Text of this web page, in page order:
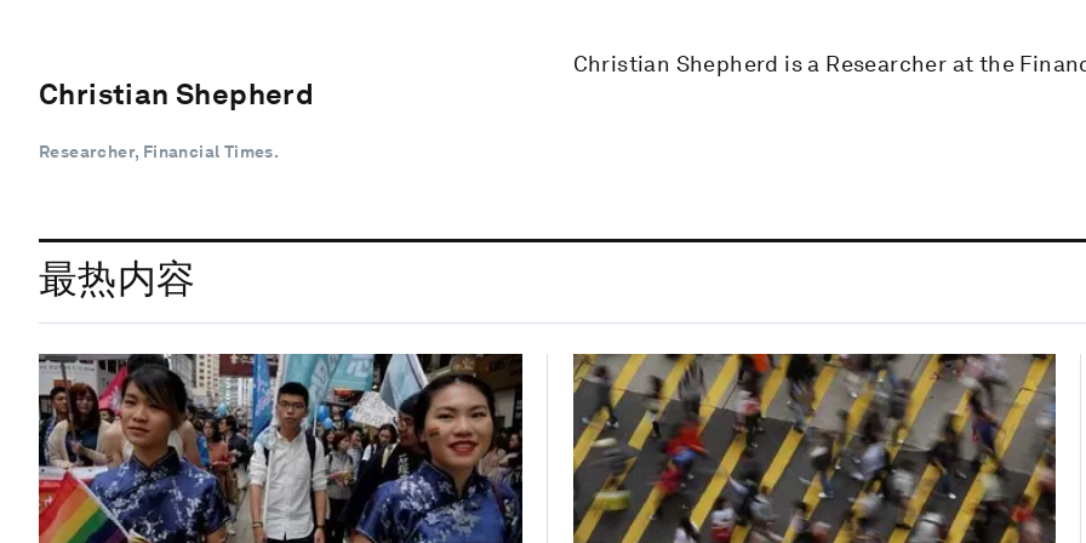
Christian Shepherd
Researcher, Financial Times.
Christian Shepherd is a Researcher at the
最热内容